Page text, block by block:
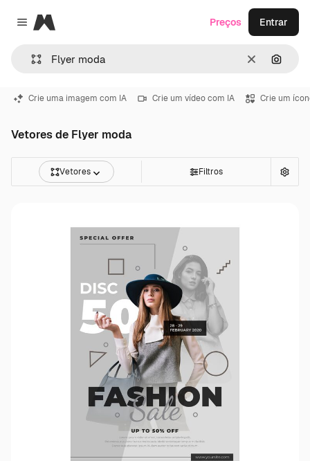
Close menu
Magnific
Limpar
Preços Entrar
Crie uma imagem com IA Crie um vídeo com IA Crie um
Vetores de Flyer moda
Vetores Filtros